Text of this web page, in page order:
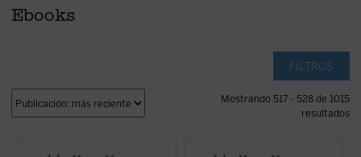
Ebooks
FILTROS
Mostrando 517 - 528 de 1015
resultados